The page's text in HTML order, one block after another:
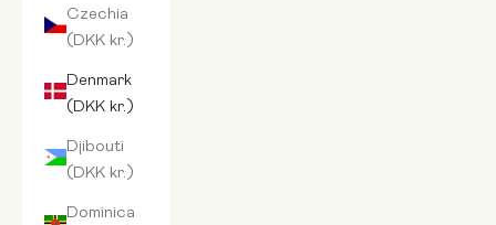
Czechia
(DKK kr.)
Denmark
(DKK kr.)
Djibouti
(DKK kr.)
Dominica